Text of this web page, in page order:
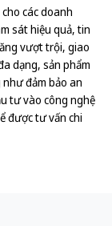
các doanh
sát hiệu quả, tin
vượt trội, giao
dạng, sản phẩm
đảm bảo an
tư vào công nghệ
được tư vấn chi